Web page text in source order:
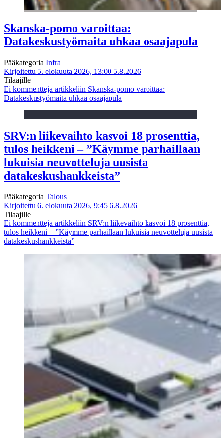
Skanska-pomo varoittaa:
Datakeskustyömaita uhkaa osaajapula
Pääkategoria Infra
Kirjoitettu 5. elokuuta 2026, 13:00 5.8.2026
Tilaajille
Ei kommentteja artikkeliin Skanska-pomo varoittaa:
Datakeskustyömaita uhkaa osaajapula
SRV:n liikevaihto kasvoi 18 prosenttia,
tulos heikkeni – ”Käymme parhaillaan
lukuisia neuvotteluja uusista
datakeskushankkeista”
Pääkategoria Talous
Kirjoitettu 6. elokuuta 2026, 9:45 6.8.2026
Tilaajille
Ei kommentteja artikkeliin SRV:n liikevaihto kasvoi 18 prosenttia,
tulos heikkeni – ”Käymme parhaillaan lukuisia neuvotteluja uusista
datakeskushankkeista”